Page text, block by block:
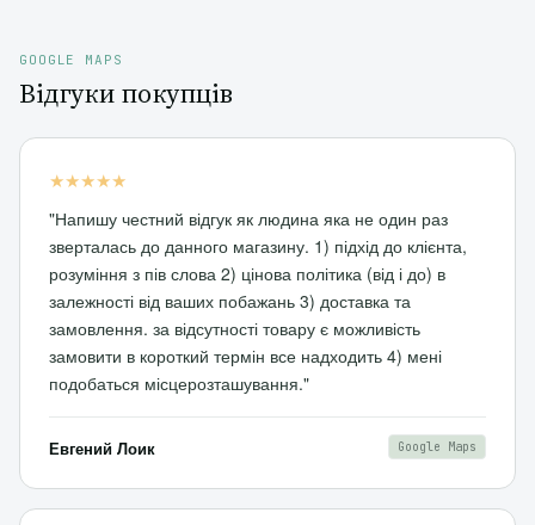
GOOGLE MAPS
Відгуки покупців
★★★★★
"Напишу честний відгук як людина яка не один раз
зверталась до данного магазину. 1) підхід до клієнта,
розуміння з пів слова 2) цінова політика (від і до) в
залежності від ваших побажань 3) доставка та
замовлення. за відсутності товару є можливість
замовити в короткий термін все надходить 4) мені
подобаться місцерозташування."
Евгений Лоик Google Maps